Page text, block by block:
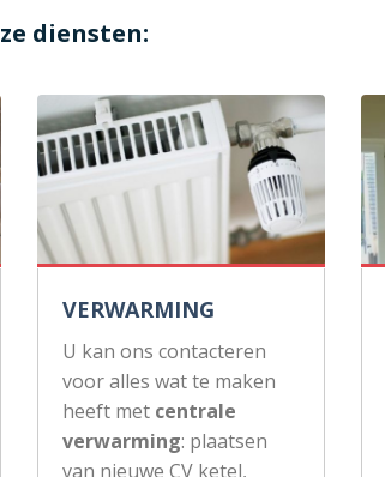
diensten:
VERWARMING
U kan ons contacteren
voor alles wat te maken
heeft met centrale
verwarming: plaatsen
van nieuwe CV ketel,